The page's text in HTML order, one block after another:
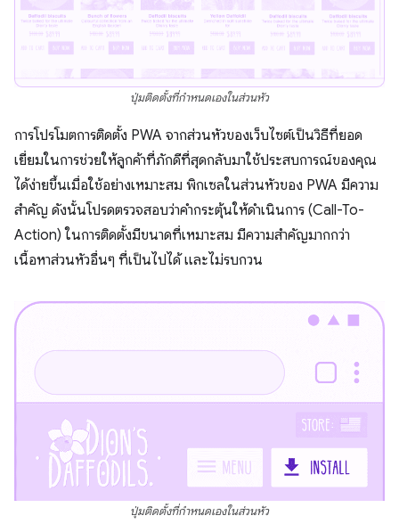
ปุ่มติดตั้งที่กำหนดเองในส่วนหัว
การโปรโมตการติดตั้ง PWA จากส่วนหัวของเว็บไซต์เป็นวิธีที่ยอด
เยี่ยมในการช่วยให้ลูกค้าที่ภักดีที่สุดกลับมาใช้ประสบการณ์ของคุณ
ได้ง่ายขึ้นเมื่อใช้อย่างเหมาะสม พิกเซลในส่วนหัวของ PWA มีความ
สำคัญ ดังนั้นโปรดตรวจสอบว่าคำกระตุ้นให้ดำเนินการ (Call-To-
Action) ในการติดตั้งมีขนาดที่เหมาะสม มีความสำคัญมากกว่า
เนื้อหาส่วนหัวอื่นๆ ที่เป็นไปได้ และไม่รบกวน
ปุ่มติดตั้งที่กำหนดเองในส่วนหัว